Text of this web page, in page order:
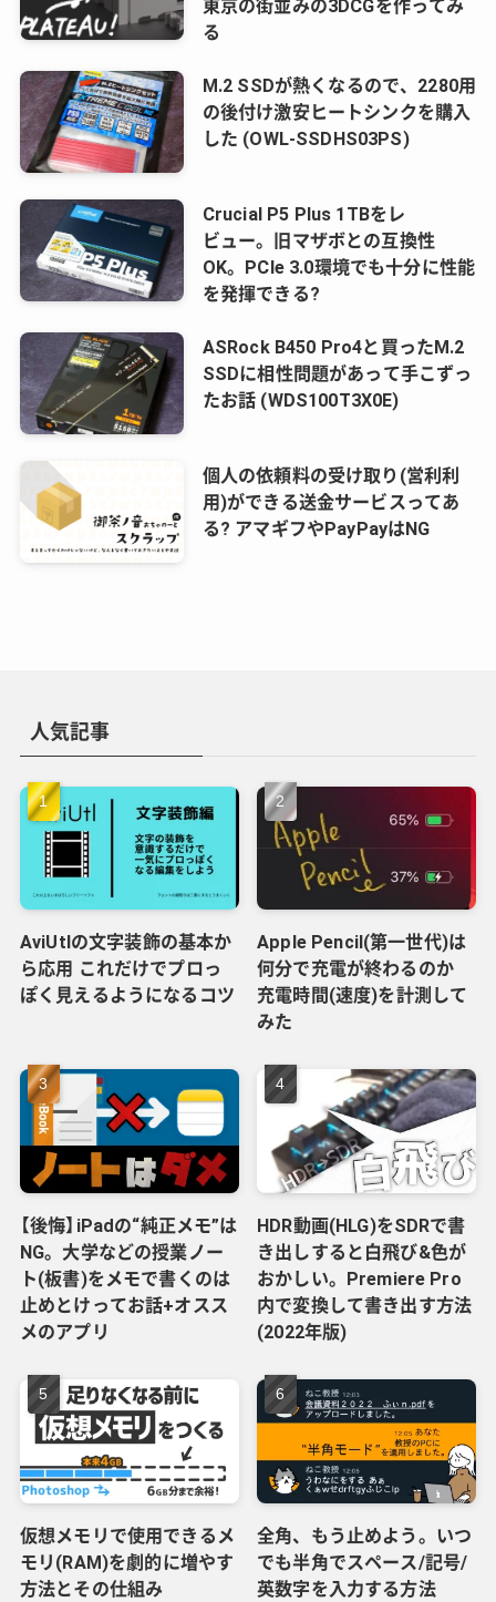
る
M.2 SSDが熱くなるので、2280用
の後付け激安ヒートシンクを購入
した (OWL-SSDHS03PS)
Crucial P5 Plus 1TBをレ
ビュー。旧マザボとの互換性
OK。PCIe 3.0環境でも十分に性能
を発揮できる?
ASRock B450 Pro4と買ったM.2
SSDに相性問題があって手こずっ
たお話 (WDS100T3X0E)
個人の依頼料の受け取り(営利利
用)ができる送金サービスってあ
る? アマギフやPayPayはNG
人気記事
AviUtlの文字装飾の基本か
ら応用 これだけでプロっ
ぽく見えるようになるコツ
Apple Pencil(第一世代)は
何分で充電が終わるのか
充電時間(速度)を計測して
みた
【後悔】iPadの“純正メモ”は
NG。大学などの授業ノー
ト(板書)をメモで書くのは
止めとけってお話+オスス
メのアプリ
HDR動画(HLG)をSDRで書
き出しすると白飛び&色が
おかしい。Premiere Pro
内で変換して書き出す方法
(2022年版)
仮想メモリで使用できるメ
モリ(RAM)を劇的に増やす
方法とその仕組み
全角、もう止めよう。いつ
でも半角でスペース/記号/
英数字を入力する方法